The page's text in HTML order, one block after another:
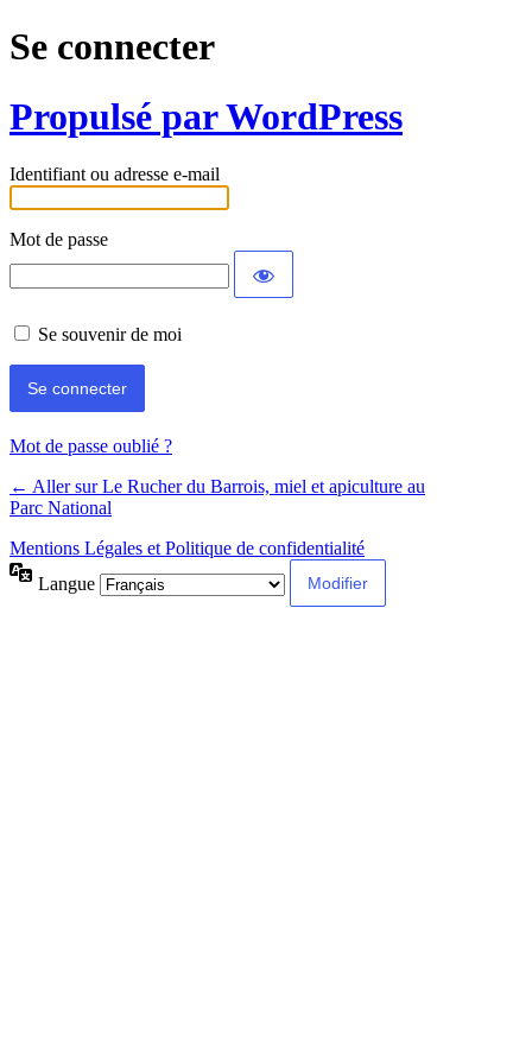
Se connecter
Propulsé par WordPress
Identifiant ou adresse e-mail
Mot de passe
Se souvenir de moi
Mot de passe oublié ?
← Aller sur Le Rucher du Barrois, miel et apiculture au
Parc National
Mentions Légales et Politique de confidentialité
Langue